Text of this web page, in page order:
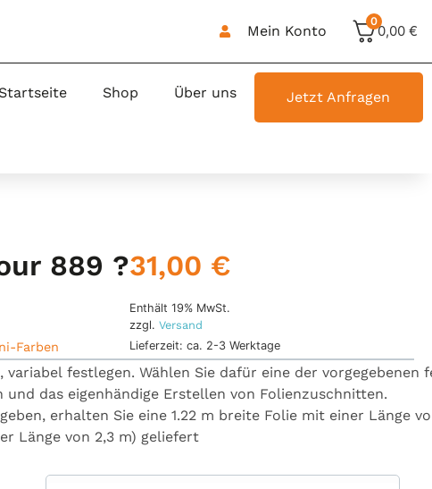
Mein Konto
0
0,00€
Startseite Shop Über uns Jetzt Anfragen
889 ?31,00 €
Enthält 19% MwSt.
zzgl. Versand
Lieferzeit: ca. 2-3 Werktage
Farben
variabel festlegen. Wählen Sie dafür eine der vorgegebenen
und das eigenhändige Erstellen von Folienzuschnitten.
erhalten Sie eine 1.22 m breite Folie mit einer Länge
Länge von 2,3 m) geliefert